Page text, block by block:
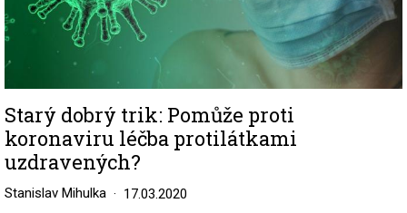
Starý dobrý trik: Pomůže proti
koronaviru léčba protilátkami
uzdravených?
Stanislav Mihulka 17.03.2020